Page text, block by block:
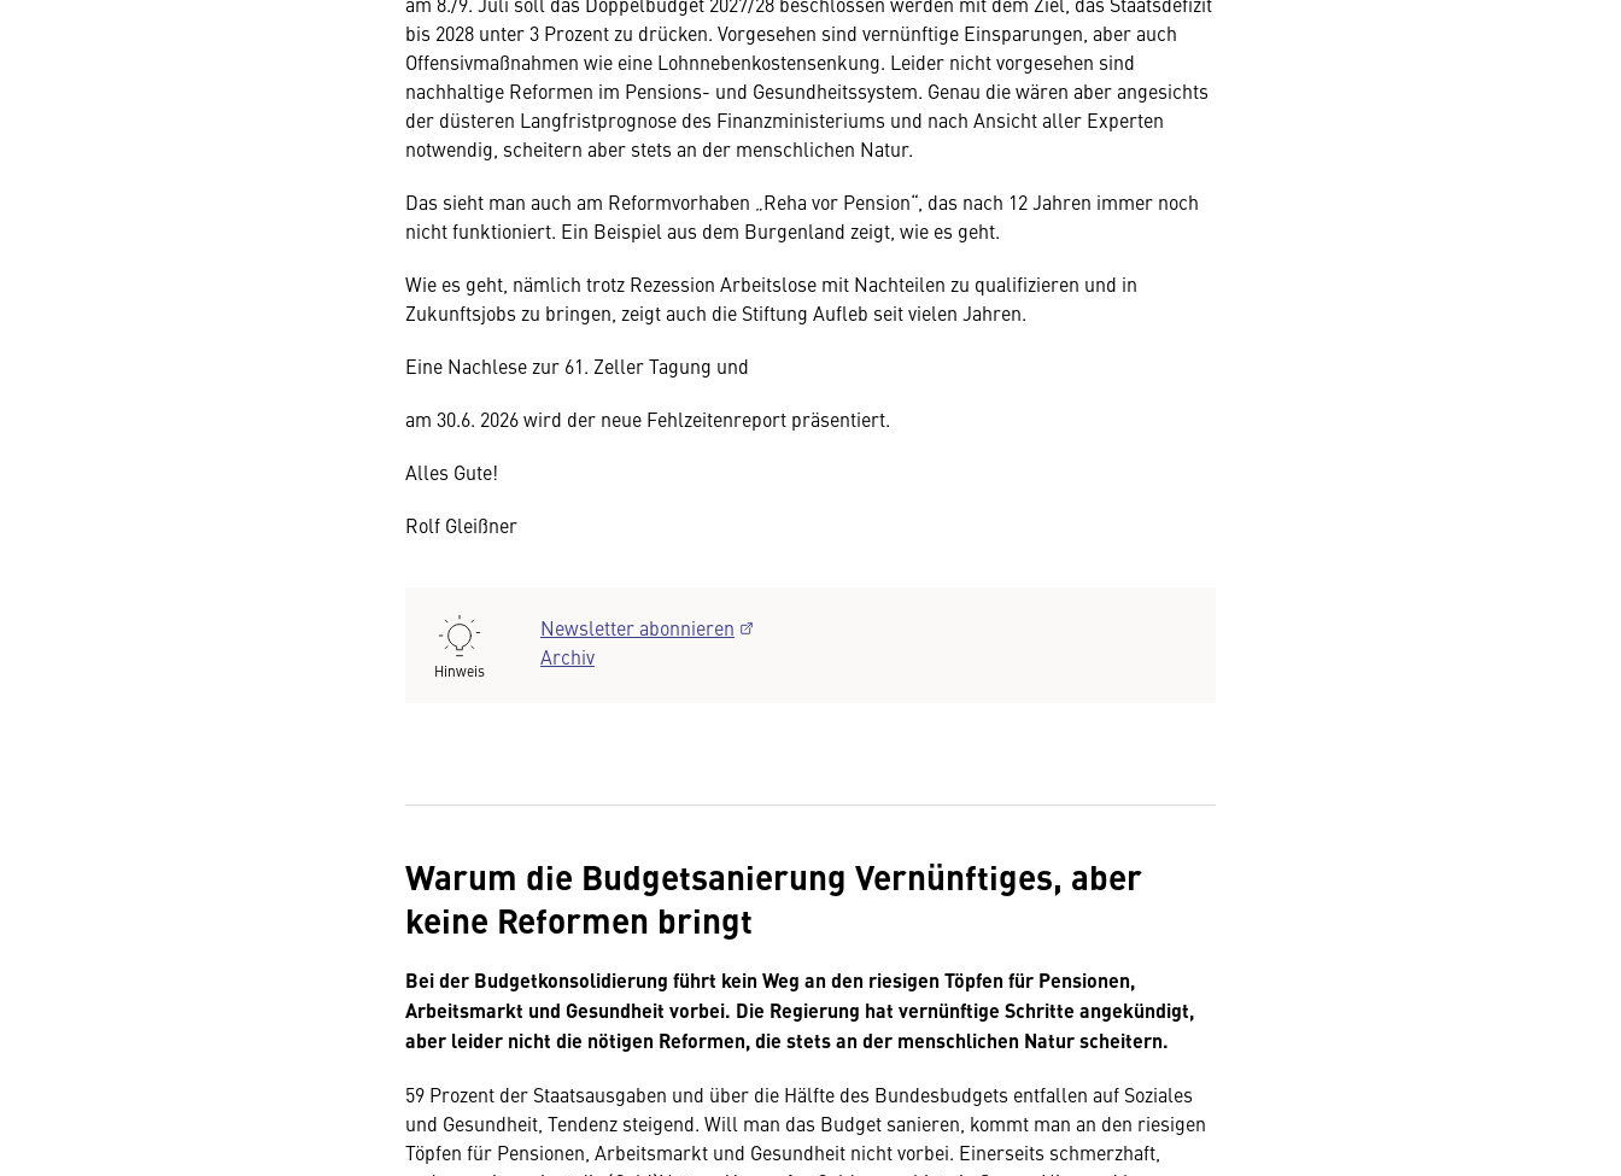
bis 2028 unter 3 Prozent zu drücken. Vorgesehen sind vernünftige Einsparungen, aber auch
Offensivmaßnahmen wie eine Lohnnebenkostensenkung. Leider nicht vorgesehen sind
nachhaltige Reformen im Pensions- und Gesundheitssystem. Genau die wären aber angesichts
der düsteren Langfristprognose des Finanzministeriums und nach Ansicht aller Experten
notwendig, scheitern aber stets an der menschlichen Natur.
Das sieht man auch am Reformvorhaben „Reha vor Pension“, das nach 12 Jahren immer noch
nicht funktioniert. Ein Beispiel aus dem Burgenland zeigt, wie es geht.
Wie es geht, nämlich trotz Rezession Arbeitslose mit Nachteilen zu qualifizieren und in
Zukunftsjobs zu bringen, zeigt auch die Stiftung Aufleb seit vielen Jahren.
Eine Nachlese zur 61. Zeller Tagung und
am 30.6. 2026 wird der neue Fehlzeitenreport präsentiert.
Alles Gute!
Rolf Gleißner
Hinweis
Newsletter abonnieren
Archiv
Warum die Budgetsanierung Vernünftiges, aber
keine Reformen bringt
Bei der Budgetkonsolidierung führt kein Weg an den riesigen Töpfen für Pensionen,
Arbeitsmarkt und Gesundheit vorbei. Die Regierung hat vernünftige Schritte angekündigt,
aber leider nicht die nötigen Reformen, die stets an der menschlichen Natur scheitern.
59 Prozent der Staatsausgaben und über die Hälfte des Bundesbudgets entfallen auf Soziales
und Gesundheit, Tendenz steigend. Will man das Budget sanieren, kommt man an den riesigen
Töpfen für Pensionen, Arbeitsmarkt und Gesundheit nicht vorbei. Einerseits schmerzhaft,